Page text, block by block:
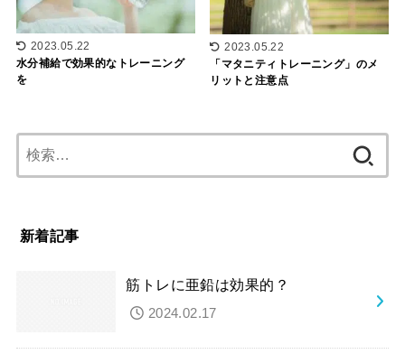
2023.05.22
水分補給で効果的なトレーニング
を
2023.05.22
「マタニティトレーニング」のメ
リットと注意点
索:
新着記事
筋トレに亜鉛は効果的？
2024.02.17